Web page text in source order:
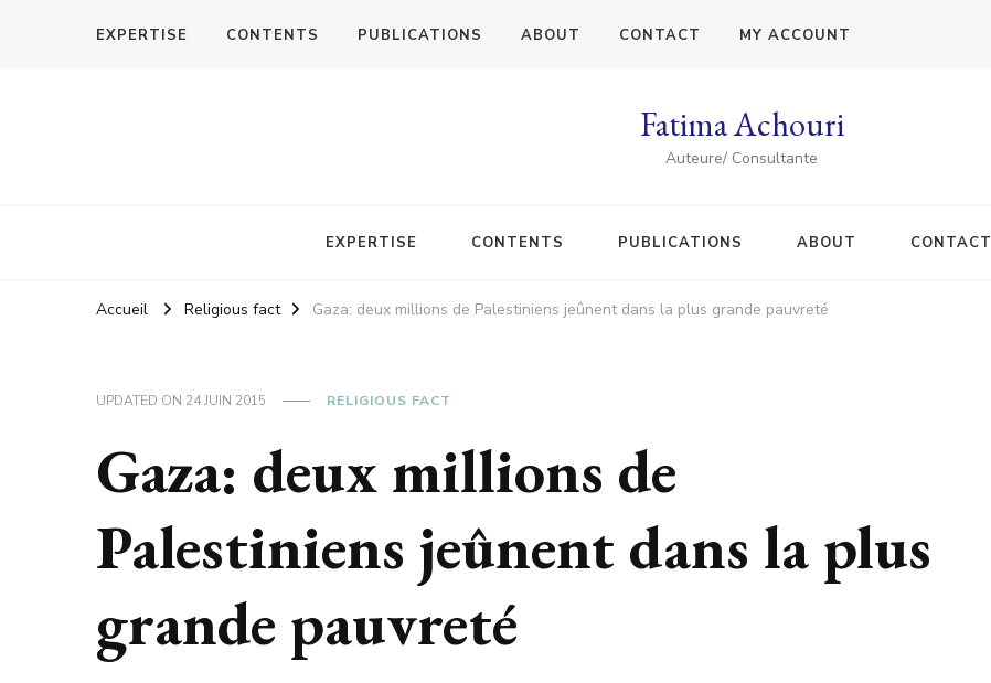
EXPERTISE CONTENTS PUBLICATIONS ABOUT CONTACT MY ACCOUNT
Fatima Achouri
Auteure/ Consultante
EXPERTISE CONTENTS PUBLICATIONS ABOUT CONTACT
Accueil Religious fact Gaza: deux millions de Palestiniens jeûnent dans la plus grande pauvreté
UPDATED ON 24 JUIN 2015 RELIGIOUS FACT
Gaza: deux millions de
Palestiniens jeûnent dans la plus
grande pauvreté